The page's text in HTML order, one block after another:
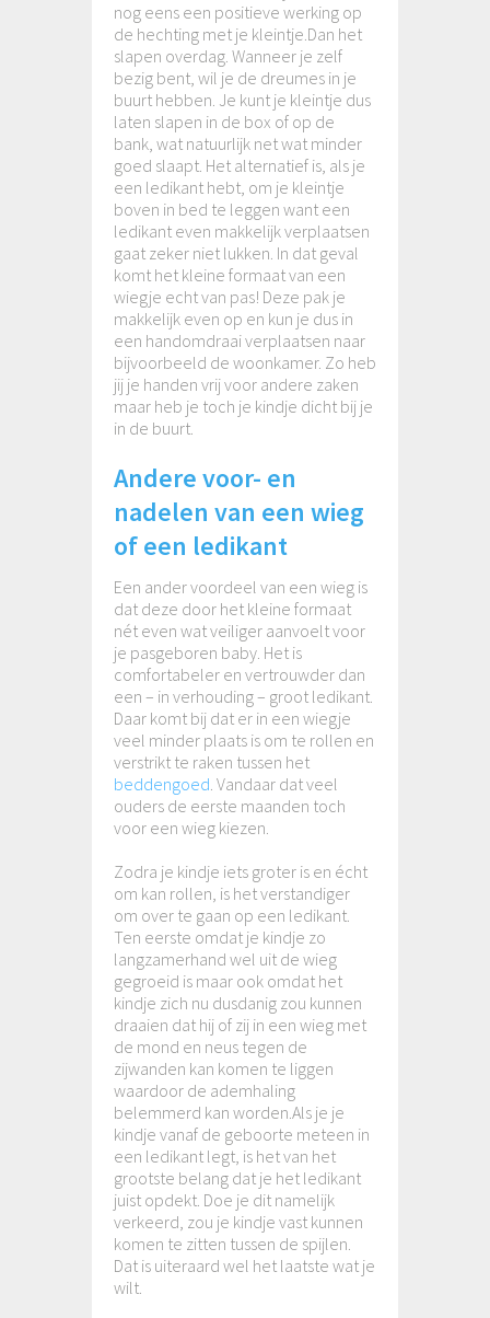
nog eens een positieve werking op
de hechting met je kleintje.Dan het
slapen overdag. Wanneer je zelf
bezig bent, wil je de dreumes in je
buurt hebben. Je kunt je kleintje dus
laten slapen in de box of op de
bank, wat natuurlijk net wat minder
goed slaapt. Het alternatief is, als je
een ledikant hebt, om je kleintje
boven in bed te leggen want een
ledikant even makkelijk verplaatsen
gaat zeker niet lukken. In dat geval
komt het kleine formaat van een
wiegje echt van pas! Deze pak je
makkelijk even op en kun je dus in
een handomdraai verplaatsen naar
bijvoorbeeld de woonkamer. Zo heb
jij je handen vrij voor andere zaken
maar heb je toch je kindje dicht bij je
in de buurt.
Andere voor- en
nadelen van een wieg
of een ledikant
Een ander voordeel van een wieg is
dat deze door het kleine formaat
nét even wat veiliger aanvoelt voor
je pasgeboren baby. Het is
comfortabeler en vertrouwder dan
een – in verhouding – groot ledikant.
Daar komt bij dat er in een wiegje
veel minder plaats is om te rollen en
verstrikt te raken tussen het
beddengoed . Vandaar dat veel
ouders de eerste maanden toch
voor een wieg kiezen.
Zodra je kindje iets groter is en écht
om kan rollen, is het verstandiger
om over te gaan op een ledikant.
Ten eerste omdat je kindje zo
langzamerhand wel uit de wieg
gegroeid is maar ook omdat het
kindje zich nu dusdanig zou kunnen
draaien dat hij of zij in een wieg met
de mond en neus tegen de
zijwanden kan komen te liggen
waardoor de ademhaling
belemmerd kan worden.Als je je
kindje vanaf de geboorte meteen in
een ledikant legt, is het van het
grootste belang dat je het ledikant
juist opdekt. Doe je dit namelijk
verkeerd, zou je kindje vast kunnen
komen te zitten tussen de spijlen.
Dat is uiteraard wel het laatste wat je
wilt.